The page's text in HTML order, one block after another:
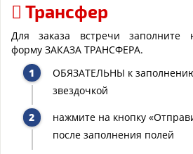
Трансфер
Для заказа встречи заполните
форму ЗАКАЗА ТРАНСФЕРА.
ОБЯЗАТЕЛЬНЫ к
звездочкой
нажмите на кнопку
после заполнения полей